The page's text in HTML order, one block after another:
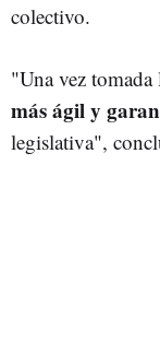
colectivo.
"Una vez tomada
más ágil y
legislativa",